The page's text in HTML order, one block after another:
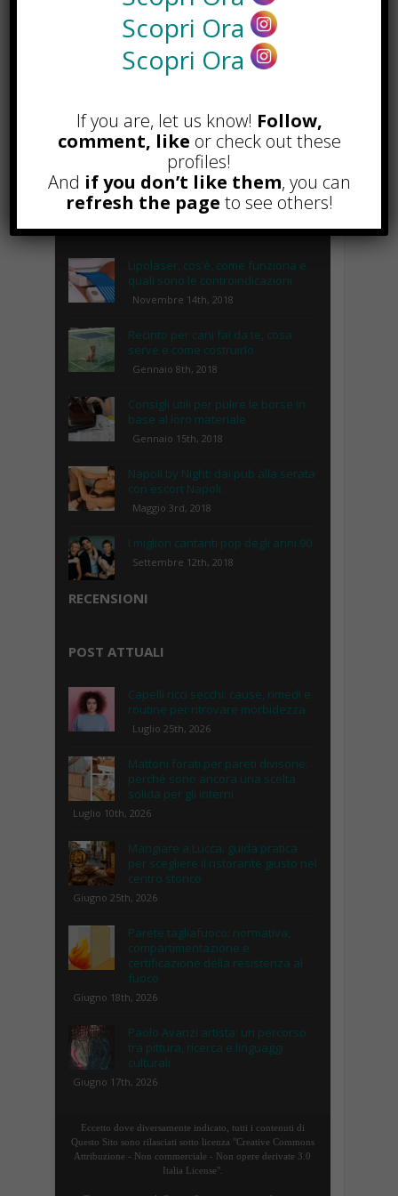
Lipolaser, cos’è, come funziona e
quali sono le controindicazioni
Novembre 14th, 2018
Recinto per cani fai da te, cosa
serve e come costruirlo
Gennaio 8th, 2018
Consigli utili per pulire le borse in
base al loro materiale
Gennaio 15th, 2018
Napoli by Night: dai pub alla serata
con escort Napoli.
Maggio 3rd, 2018
I migliori cantanti pop degli anni 90
Settembre 12th, 2018
RECENSIONI
POST ATTUALI
Capelli ricci secchi: cause, rimedi e
routine per ritrovare morbidezza
Luglio 25th, 2026
Mattoni forati per pareti divisorie:
perché sono ancora una scelta
solida per gli interni
Luglio 10th, 2026
Mangiare a Lucca: guida pratica
per scegliere il ristorante giusto nel
centro storico
Giugno 25th, 2026
Parete tagliafuoco: normativa,
compartimentazione e
certificazione della resistenza al
fuoco
Giugno 18th, 2026
Paolo Avanzi artista: un percorso
tra pittura, ricerca e linguaggi
culturali
Giugno 17th, 2026
Eccetto dove diversamente indicato, tutti i contenuti di
Questo Sito sono rilasciati sotto licenza "Creative Commons
Attribuzione - Non commerciale - Non opere derivate 3.0
Italia License".
Scopri Ora
Scopri Ora
If you are, let us know! Follow,
comment, like or check out these
profiles!
And if you don’t like them, you can
refresh the page to see others!